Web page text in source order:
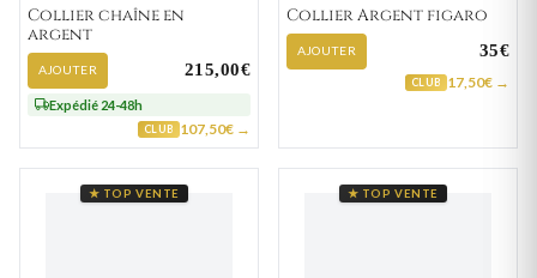
Collier chaîne en
argent
AJOUTER 215,00€
Expédié 24-48h
CLUB 107,50€ →
Collier Argent figaro
AJOUTER 35€
CLUB 17,50€ →
★ TOP VENTE ★ TOP VENTE